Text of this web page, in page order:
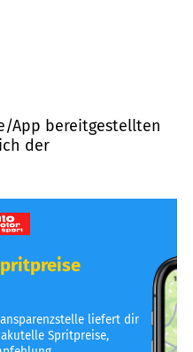
App bereitgestellten
der
liefert dir
akutelle Spritpreise,